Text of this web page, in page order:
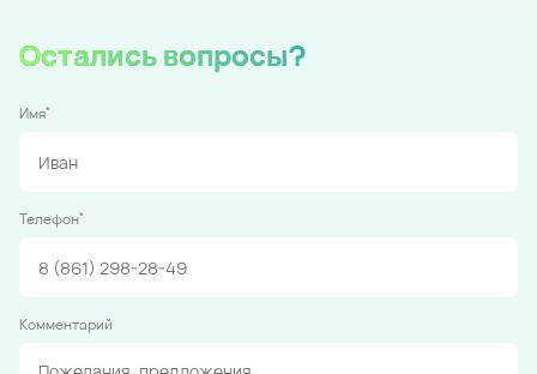
Остались вопросы?
Имя*
Телефон*
Комментарий